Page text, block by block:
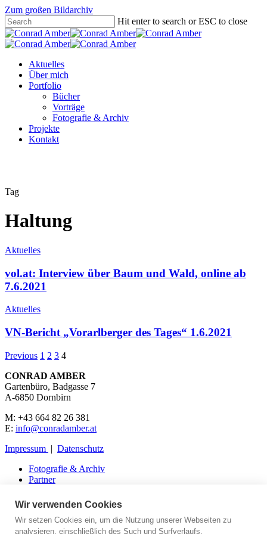
Zum großen Bildarchiv
Hit enter to search or ESC to close
Aktuelles
Über mich
Portfolio
Bücher
Vorträge
Fotografie & Archiv
Projekte
Kontakt
Tag
Haltung
Aktuelles
vol.at: Interview über Baum und Wald, online ab
7.6.2021
Aktuelles
VN-Bericht „Vorarlberger des Tages“ 1.6.2021
Previous 1 2 3 4
CONRAD AMBER
Gartenbüro, Badgasse 7
A-6850 Dornbirn
M: +43 664 82 26 381
E: info@conradamber.at
Impressum | Datenschutz
Fotografie & Archiv
Partner
Kontakt
Wir verwenden Cookies
Wir setzen Cookies ein, um die Nutzung unserer Webseiten zu
analysieren, einschließlich des Such und Surfverlaufs,